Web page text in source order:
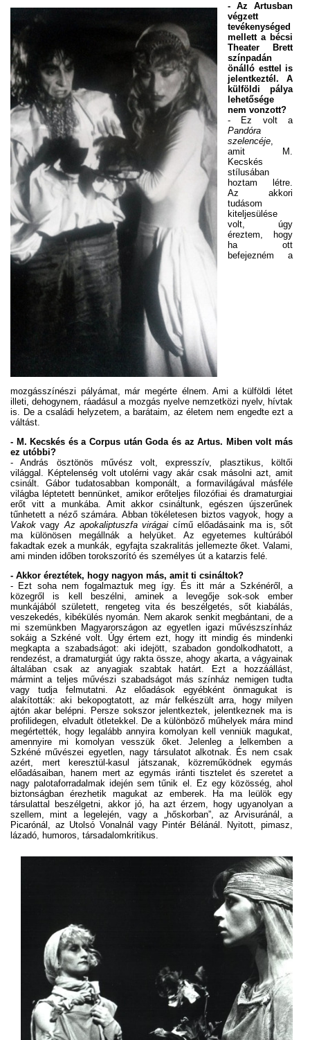
- Az Artusban
végzett
tevékenységed
mellett a bécsi
Theater Brett
színpadán
önálló esttel is
jelentkeztél. A
külföldi pálya
lehetősége
nem vonzott?
- Ez volt a
Pandóra
szelencéje,
amit M.
Kecskés
stílusában
hoztam létre.
Az akkori
tudásom
kiteljesülése
volt, úgy
éreztem, hogy
ha ott
befejezném a
mozgásszínészi pályámat, már megérte élnem. Ami a külföldi létet
illeti, dehogynem, ráadásul a mozgás nyelve nemzetközi nyelv, hívtak
is. De a családi helyzetem, a barátaim, az életem nem engedte ezt a
váltást.
- M. Kecskés és a Corpus után Goda és az Artus. Miben volt más
ez utóbbi?
- András ösztönös művész volt, expresszív, plasztikus, költői
világgal. Képtelenség volt utolérni vagy akár csak másolni azt, amit
csinált. Gábor tudatosabban komponált, a formavilágával másféle
világba léptetett bennünket, amikor erőteljes filozófiai és dramaturgiai
erőt vitt a munkába. Amit akkor csináltunk, egészen újszerűnek
tűnhetett a néző számára. Abban tökéletesen biztos vagyok, hogy a
Vakok vagyAz apokaliptuszfa virágai című előadásaink ma is, sőt
ma különösen megállnák a helyüket. Az egyetemes kultúrából
fakadtak ezek a munkák, egyfajta szakralitás jellemezte őket. Valami,
ami minden időben torokszorító és személyes út a katarzis felé.
- Akkor éreztétek, hogy nagyon más, amit ti csináltok?
- Ezt soha nem fogalmaztuk meg így. És itt már a Szkénéről, a
közegről is kell beszélni, aminek a levegője sok-sok ember
munkájából született, rengeteg vita és beszélgetés, sőt kiabálás,
veszekedés, kibékülés nyomán. Nem akarok senkit megbántani, de a
mi szemünkben Magyarországon az egyetlen igazi művészszínház
sokáig a Szkéné volt. Úgy értem ezt, hogy itt mindig és mindenki
megkapta a szabadságot: aki idejött, szabadon gondolkodhatott, a
rendezést, a dramaturgiát úgy rakta össze, ahogy akarta, a vágyainak
általában csak az anyagiak szabtak határt. Ezt a hozzáállást,
mármint a teljes művészi szabadságot más színház nemigen tudta
vagy tudja felmutatni. Az előadások egyébként önmagukat is
alakították: aki bekopogtatott, az már felkészült arra, hogy milyen
ajtón akar belépni. Persze sokszor jelentkeztek, jelentkeznek ma is
profilidegen, elvadult ötletekkel. De a különböző műhelyek mára mind
megértették, hogy legalább annyira komolyan kell venniük magukat,
amennyire mi komolyan vesszük őket. Jelenleg a lelkemben a
Szkéné művészei egyetlen, nagy társulatot alkotnak. És nem csak
azért, mert keresztül-kasul játszanak, közreműködnek egymás
előadásaiban, hanem mert az egymás iránti tisztelet és szeretet a
nagy palotaforradalmak idején sem tűnik el. Ez egy közösség, ahol
biztonságban érezhetik magukat az emberek. Ha ma leülök egy
társulattal beszélgetni, akkor jó, ha azt érzem, hogy ugyanolyan a
szellem, mint a legelején, vagy a „hőskorban”, az Arvisuránál, a
Picarónál, az Utolsó Vonalnál vagy Pintér Bélánál. Nyitott, pimasz,
lázadó, humoros, társadalomkritikus.